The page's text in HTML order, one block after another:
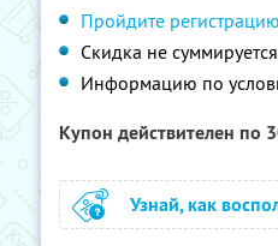
Пройдите
Скидка не
Информацию по
Купон действителен по
Узнай, как